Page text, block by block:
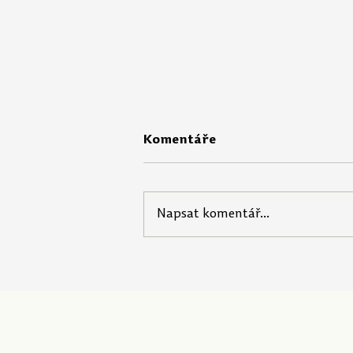
Komentáře
Napsat komentář...